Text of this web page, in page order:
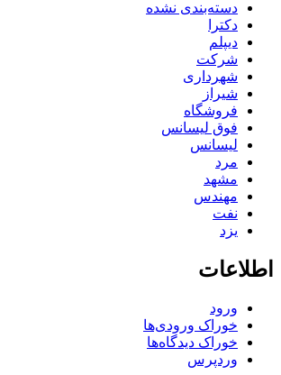
دسته‌بندی نشده
دکترا
دیپلم
شرکت
شهرداری
شیراز
فروشگاه
فوق لیسانس
لیسانس
مرد
مشهد
مهندس
نفت
یزد
اطلاعات
ورود
خوراک ورودی‌ها
خوراک دیدگاه‌ها
وردپرس